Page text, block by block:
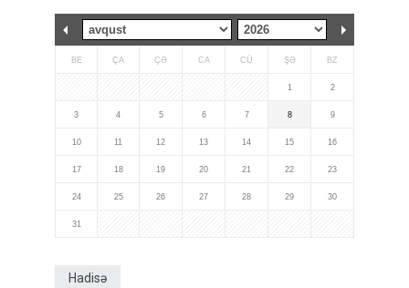
BE ÇA ÇƏ CA CÜ ŞƏ BZ
1 2
3 4 5 6 7 8 9
10 11 12 13 14 15 16
17 18 19 20 21 22 23
24 25 26 27 28 29 30
31
Hadisə